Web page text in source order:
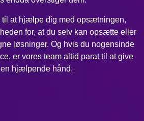
til at hjælpe dig med opsætningen,
for, at du selv kan opsætte eller
løsninger. Og hvis du nogensinde
er vores team altid parat til at give
hjælpende hånd.